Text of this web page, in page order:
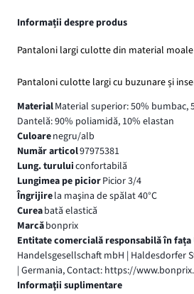
Informații despre produs
Pantaloni largi culotte din material
Pantaloni culotte largi cu buzunare și
MaterialMaterial superior: 50% bumbac,
Dantelă: 90% poliamidă, 10% elastan
Culoarenegru/alb
Număr articol97975381
Lung. turuluiconfortabilă
Lungimea pe piciorPicior 3/4
Îngrijirela maşina de spălat 40°C
Cureabată elastică
Marcăbonprix
Entitate comercială responsabilă în fața
Handelsgesellschaft mbH | Haldesdorfer
| Germania, Contact: https://
Informaţii suplimentare